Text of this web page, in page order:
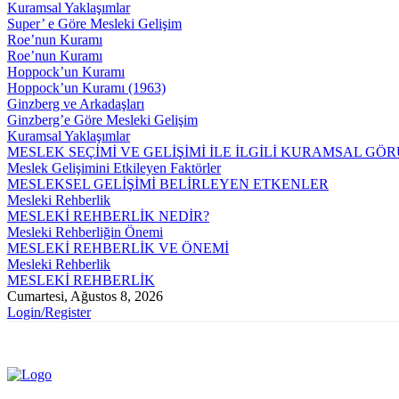
Kuramsal Yaklaşımlar
Super’ e Göre Mesleki Gelişim
Roe’nun Kuramı
Roe’nun Kuramı
Hoppock’un Kuramı
Hoppock’un Kuramı (1963)
Ginzberg ve Arkadaşları
Ginzberg’e Göre Mesleki Gelişim
Kuramsal Yaklaşımlar
MESLEK SEÇİMİ VE GELİŞİMİ İLE İLGİLİ KURAMSAL
Meslek Gelişimini Etkileyen Faktörler
MESLEKSEL GELİŞİMİ BELİRLEYEN ETKENLER
Mesleki Rehberlik
MESLEKİ REHBERLİK NEDİR?
Mesleki Rehberliğin Önemi
MESLEKİ REHBERLİK VE ÖNEMİ
Mesleki Rehberlik
MESLEKİ REHBERLİK
Cumartesi, Ağustos 8, 2026
Login/Register